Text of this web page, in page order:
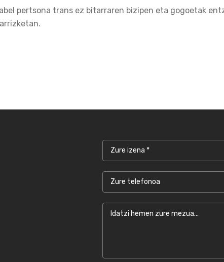
pertsona trans ez bitarraren bizipen eta gogoetak